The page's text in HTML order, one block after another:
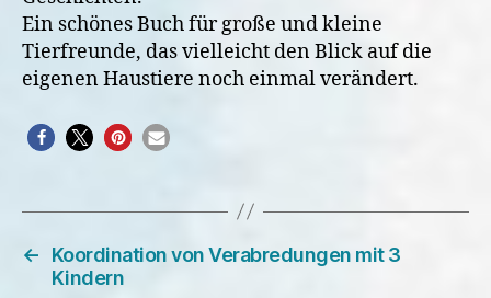
Ein schönes Buch für große und kleine
Tierfreunde, das vielleicht den Blick auf die
eigenen Haustiere noch einmal verändert.
←
Koordination von Verabredungen mit 3
Kindern